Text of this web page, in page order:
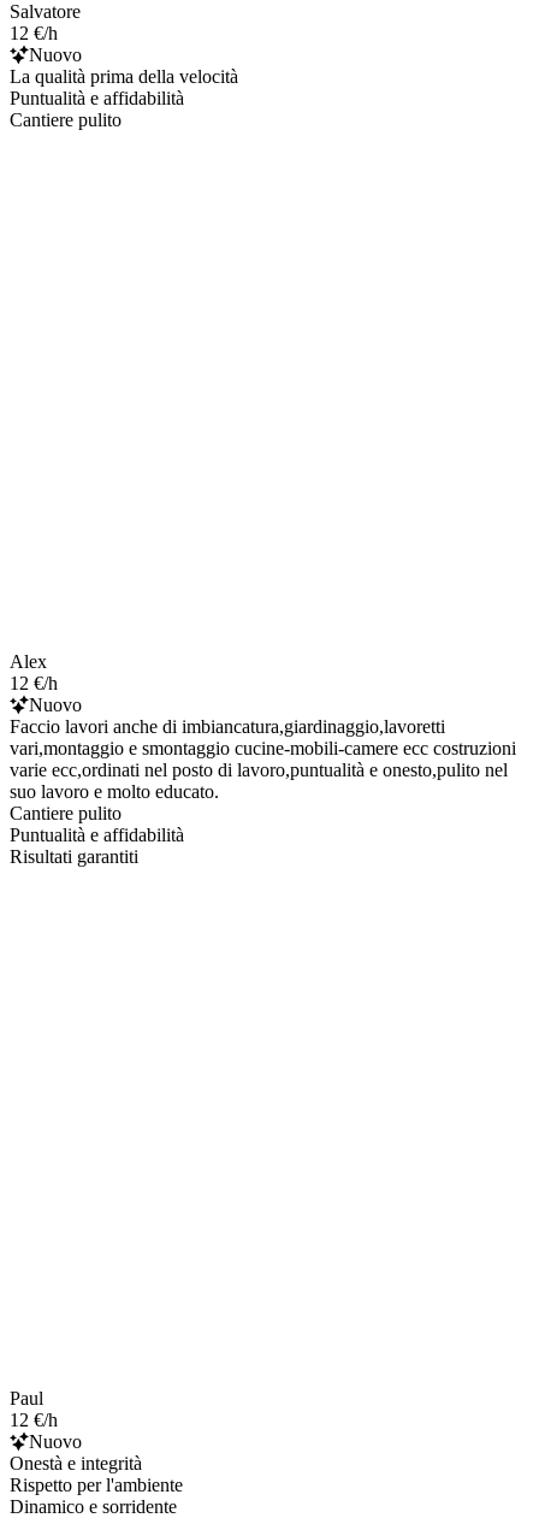
Salvatore
12 €/h
Nuovo
La qualità prima della velocità
Puntualità e affidabilità
Cantiere pulito
Alex
12 €/h
Nuovo
Faccio lavori anche di imbiancatura,giardinaggio,lavoretti
vari,montaggio e smontaggio cucine-mobili-camere ecc costruzioni
varie ecc,ordinati nel posto di lavoro,puntualità e onesto,pulito nel
suo lavoro e molto educato.
Cantiere pulito
Puntualità e affidabilità
Risultati garantiti
Paul
12 €/h
Nuovo
Onestà e integrità
Rispetto per l'ambiente
Dinamico e sorridente